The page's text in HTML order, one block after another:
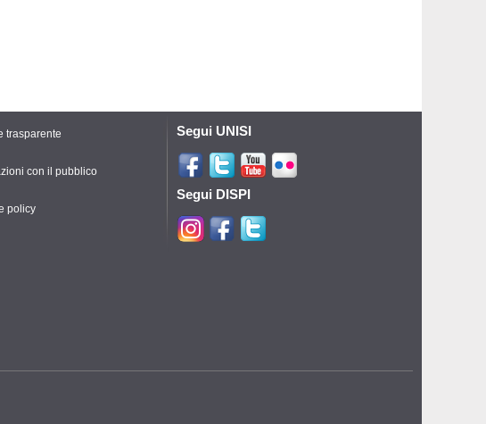
trasparente
con il pubblico
policy
Segui UNISI
Segui DISPI